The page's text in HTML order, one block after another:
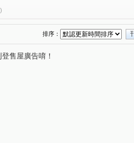
排序：
售屋廣告唷！